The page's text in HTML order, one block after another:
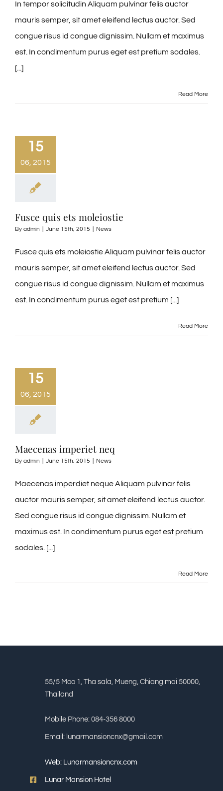
In tempor solicitudin Aliquam pulvinar felis auctor
mauris semper, sit amet eleifend lectus auctor. Sed
congue risus id congue dignissim. Nullam et maximus
est. In condimentum purus eget est pretium sodales.
[...]
Read More
15
06, 2015
Fusce quis ets moleiostie
By admin June 15th, 2015 News
Fusce quis ets moleiostie Aliquam pulvinar felis auctor
mauris semper, sit amet eleifend lectus auctor. Sed
congue risus id congue dignissim. Nullam et maximus
est. In condimentum purus eget est pretium [...]
Read More
15
06, 2015
Maecenas imperiet neq
By admin June 15th, 2015 News
Maecenas imperdiet neque Aliquam pulvinar felis
auctor mauris semper, sit amet eleifend lectus auctor.
Sed congue risus id congue dignissim. Nullam et
maximus est. In condimentum purus eget est pretium
sodales. [...]
Read More
55/5 Moo 1, Tha sala, Mueng, Chiang mai 50000,
Thailand
Mobile Phone: 084-356 8000
Email: lunarmansioncnx@gmail.com
Web: Lunarmansioncnx.com
Lunar Mansion Hotel